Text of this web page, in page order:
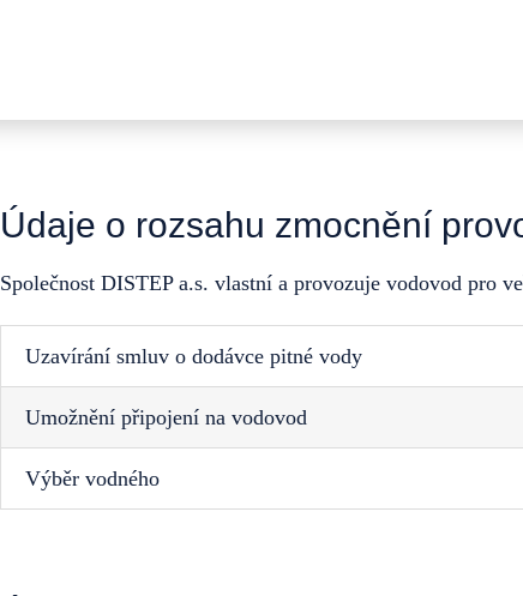
Údaje o rozsahu zmocnění
Společnost DISTEP a.s. vlastní a provozuje vodovod pro
Uzavírání smluv o dodávce pitné vody
Umožnění připojení na vodovod
Výběr vodného